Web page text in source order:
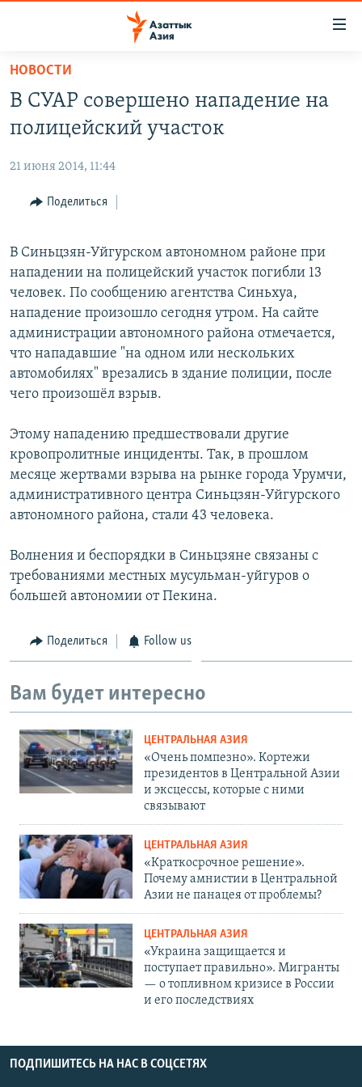
Вернуться
основному
содержанию
навигации
поиску
УЗБЕКИСТАН
ТАДЖИКИСТАН
НА ДРУГИХ ЯЗЫКАХ
ҚАЗАҚША
ЎЗБЕКЧА
ТОҶИКӢ
TÜRKMENÇE
Все сайты РСЕ/РС
НОВОСТИ
В СУАР совершено нападение на
полицейский участок
21 июня 2014, 11:44
Поделиться
В Синьцзян-Уйгурском автономном районе при
нападении на полицейский участок погибли 13
человек. По сообщению агентства Синьхуа,
нападение произошло сегодня утром. На сайте
администрации автономного района отмечается,
что нападавшие "на одном или нескольких
автомобилях" врезались в здание полиции, после
чего произошёл взрыв.
Этому нападению предшествовали другие
кровопролитные инциденты. Так, в прошлом
месяце жертвами взрыва на рынке города Урумчи,
административного центра Синьцзян-Уйгурского
автономного района, стали 43 человека.
Волнения и беспорядки в Синьцзяне связаны с
требованиями местных мусульман-уйгуров о
большей автономии от Пекина.
Поделиться Follow us
Вам будет интересно
ЦЕНТРАЛЬНАЯ АЗИЯ
«Очень помпезно». Кортежи
президентов в Центральной Азии
и эксцессы, которые с ними
связывают
ЦЕНТРАЛЬНАЯ АЗИЯ
«Краткосрочное решение».
Почему амнистии в Центральной
Азии не панацея от проблемы?
ЦЕНТРАЛЬНАЯ АЗИЯ
«Украина защищается и
поступает правильно». Мигранты
— о топливном кризисе в России
и его последствиях
ПОДПИШИТЕСЬ НА НАС В СОЦСЕТЯХ